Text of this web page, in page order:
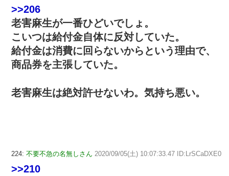
>>206
老害麻生が一番ひどいでしょ。
こいつは給付金自体に反対していた。
給付金は消費に回らないからという理由で、
商品券を主張していた。
老害麻生は絶対許せないわ。気持ち悪い。
224: 不要不急の名無しさん 2020/09/05(土) 10:07:33.47 ID:LrSCaDXE0
>>210